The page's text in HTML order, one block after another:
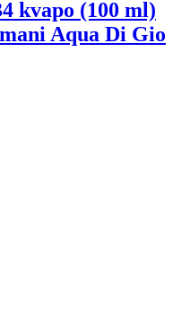
kvapo (100 ml)
Aqua Di Gio